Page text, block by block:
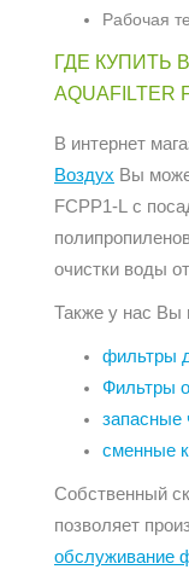
Рабочая
ГДЕ КУПИТЬ
В интернет
Воздух Вы
FCPP1-L с
очистки воды
Также у нас Вы
фильтры
Фильтры
запасные
сменные
Собственный
позволяет
обслуживание